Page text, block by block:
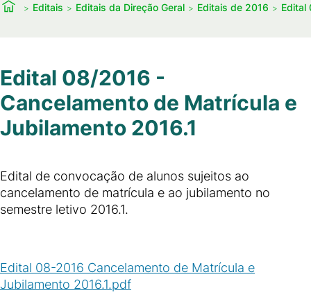
Editais Editais da Direção Geral Editais de 2016 Edital
Edital 08/2016 -
Cancelamento de Matrícula e
Jubilamento 2016.1
Edital de convocação de alunos sujeitos ao
cancelamento de matrícula e ao jubilamento no
semestre letivo 2016.1.
Edital 08-2016 Cancelamento de Matrícula e
Jubilamento 2016.1.pdf